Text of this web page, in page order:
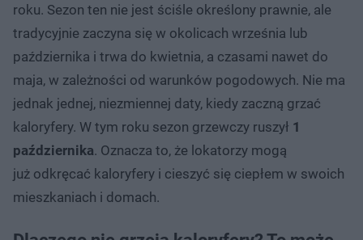
roku. Sezon ten nie jest ściśle określony prawnie, ale
tradycyjnie zaczyna się w okolicach września lub
października i trwa do kwietnia, a czasami nawet do
maja, w zależności od warunków pogodowych. Nie ma
jednak jednej, niezmiennej daty, kiedy zaczną grzać
kaloryfery. W tym roku sezon grzewczy ruszył 1
października. Oznacza to, że lokatorzy mogą
już odkręcać kaloryfery i cieszyć się ciepłem w swoich
mieszkaniach i domach.